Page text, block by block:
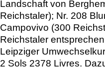
Landschaft von
Reichstaler); Nr. 208
Campovivo (300
Reichstaler
Leipziger
2 Sols 2378 Livres.